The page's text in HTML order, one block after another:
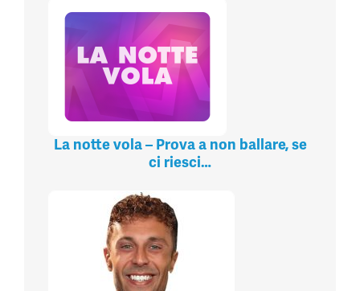
La notte vola – Prova a non ballare, se
ci riesci…